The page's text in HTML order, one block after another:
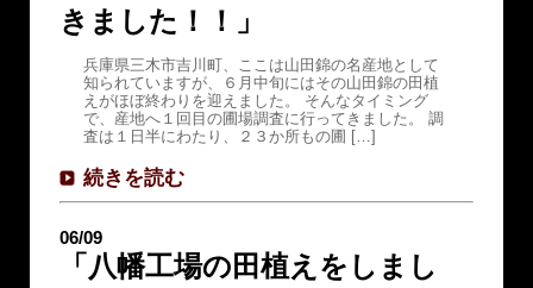
きました！！」
兵庫県三木市吉川町、ここは山田錦の名産地として
知られていますが、６月中旬にはその山田錦の田植
えがほぼ終わりを迎えました。 そんなタイミング
で、産地へ１回目の圃場調査に行ってきました。 調
査は１日半にわたり、２３か所もの圃 […]
続きを読む
06/09
「八幡工場の田植えをしまし